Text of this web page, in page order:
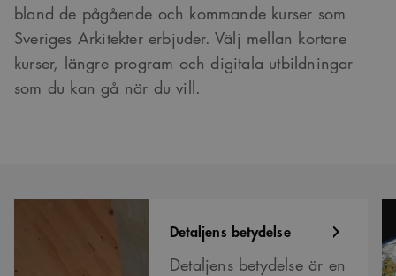
bland de pågående och kommande kurser som
Sveriges Arkitekter erbjuder. Välj mellan kortare
kurser, längre program och digitala utbildningar
som du kan gå när du vill.
Detaljens
Detaljens betydelse
Detaljens betydelse är en